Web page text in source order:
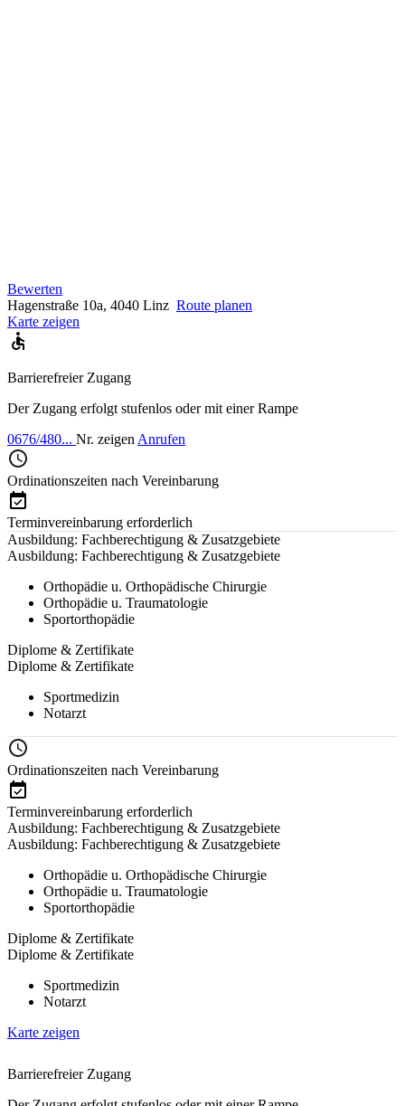
Bewerten
Hagenstraße 10a, 4040 Linz Route planen
Karte zeigen
Barrierefreier Zugang
Der Zugang erfolgt stufenlos oder mit einer Rampe
0676/480... Nr. zeigen Anrufen
Ordinationszeiten nach Vereinbarung
Terminvereinbarung erforderlich
Ausbildung: Fachberechtigung & Zusatzgebiete
Ausbildung: Fachberechtigung & Zusatzgebiete
Orthopädie u. Orthopädische Chirurgie
Orthopädie u. Traumatologie
Sportorthopädie
Diplome & Zertifikate
Diplome & Zertifikate
Sportmedizin
Notarzt
Ordinationszeiten nach Vereinbarung
Terminvereinbarung erforderlich
Ausbildung: Fachberechtigung & Zusatzgebiete
Ausbildung: Fachberechtigung & Zusatzgebiete
Orthopädie u. Orthopädische Chirurgie
Orthopädie u. Traumatologie
Sportorthopädie
Diplome & Zertifikate
Diplome & Zertifikate
Sportmedizin
Notarzt
Karte zeigen
Barrierefreier Zugang